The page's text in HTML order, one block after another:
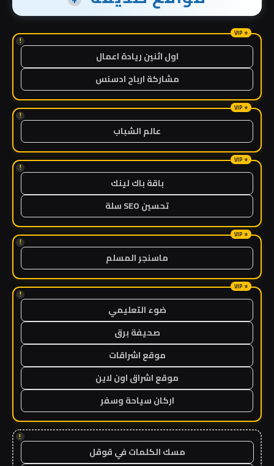
!
اول اثنين ريادة اعمال
مشاركة ارباح ادسنس
!
عالم الشباب
!
باقة باك لينك
تحسين SEO سلة
!
ماسنجر المسلم
!
ضوء التعليمي
صحيفة برق
موقع اشراقات
موقع اشراق اون لاين
اركان سياحة وسفر
!
مسك الكلمات في قوقل